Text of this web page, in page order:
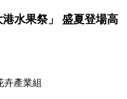
水果祭」 盛夏登場高
卉產業組